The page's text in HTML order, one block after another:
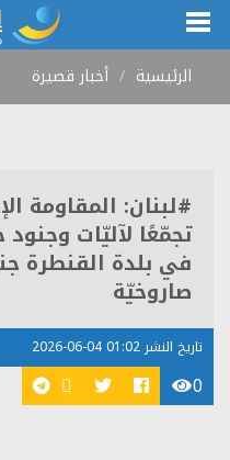
الرئيسية أخبار قصيرة
#لبنان: المقاومة
تجمّعًا لآليّات
في بلدة القنطرة
صاروخيّة
تاريخ النشر 01:02 04-06-2026
0